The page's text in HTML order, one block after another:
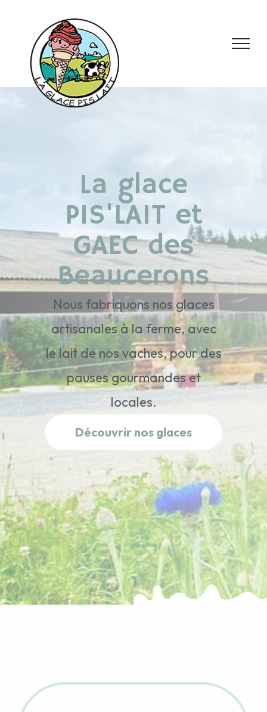
La glace
PIS'LAIT et
GAEC des
Beaucerons
Nous fabriquons nos glaces
artisanales à la ferme, avec
le lait de nos vaches, pour des
pauses gourmandes et
locales.
Découvrir nos glaces